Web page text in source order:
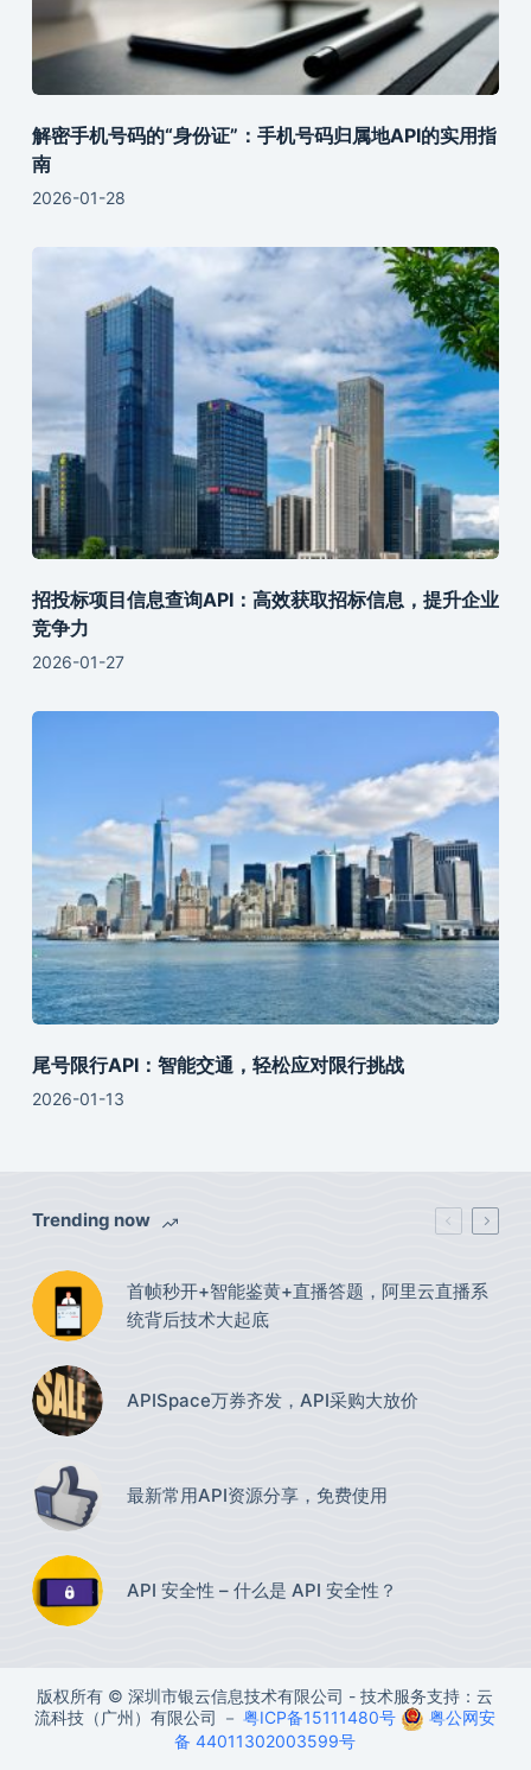
解密手机号码的“身份证”：手机号码归属地API的实用指
南
2026-01-28
招投标项目信息查询API：高效获取招标信息，提升企业
竞争力
2026-01-27
尾号限行API：智能交通，轻松应对限行挑战
2026-01-13
Trending now
首帧秒开+智能鉴黄+直播答题，阿里云直播系
统背后技术大起底
APISpace万券齐发，API采购大放价
最新常用API资源分享，免费使用​
API 安全性 – 什么是 API 安全性？
版权所有 © 深圳市银云信息技术有限公司 - 技术服务支持：云
流科技（广州）有限公司 －粤ICP备15111480号
粤公网安
备 44011302003599号